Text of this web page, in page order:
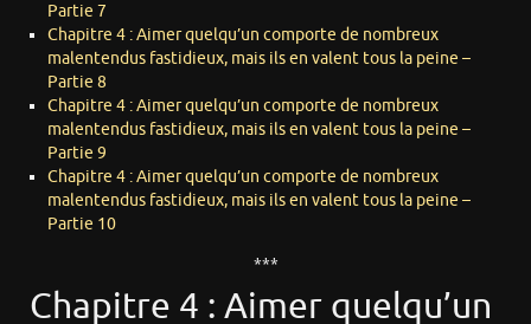
Partie 7
Chapitre 4 : Aimer quelqu’un comporte de nombreux
malentendus fastidieux, mais ils en valent tous la peine –
Partie 8
Chapitre 4 : Aimer quelqu’un comporte de nombreux
malentendus fastidieux, mais ils en valent tous la peine –
Partie 9
Chapitre 4 : Aimer quelqu’un comporte de nombreux
malentendus fastidieux, mais ils en valent tous la peine –
Partie 10
***
Chapitre 4 : Aimer quelqu’un